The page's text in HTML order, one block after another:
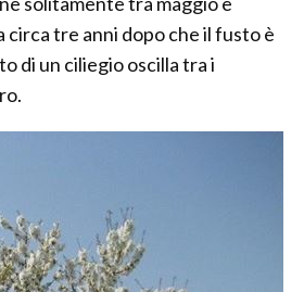
circa tre anni dopo che il fusto è
di un ciliegio oscilla tra i